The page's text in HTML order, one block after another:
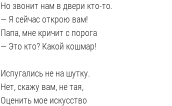
Но звонит нам в двери кто-то.
— Я сейчас открою вам!
Папа, мне кричит с порога
— Это кто? Какой кошмар!
Испугались не на шутку.
Нет, скажу вам, не тая,
Оценить мое искусство